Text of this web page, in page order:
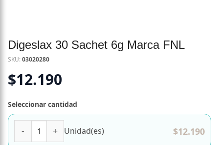
Digeslax 30 Sachet 6g Marca FNL
SKU:03020280
$12.190
Seleccionar cantidad
Unidad(es) $12.190